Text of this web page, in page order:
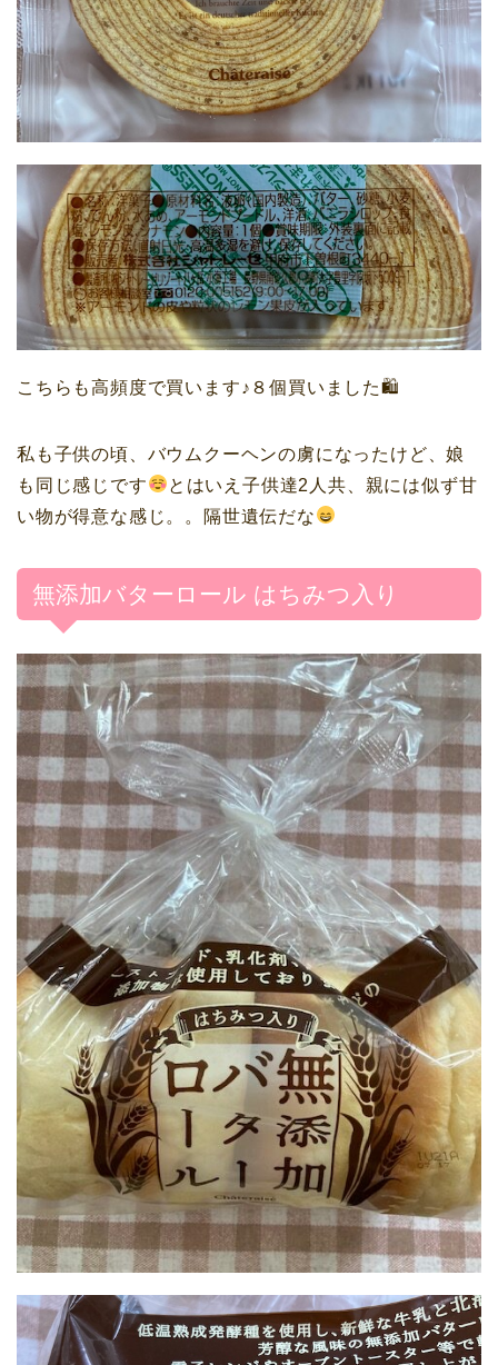
こちらも高頻度で買います♪８個買いました🛍
私も子供の頃、バウムクーヘンの虜になったけど、娘
も同じ感じです
とはいえ子供達2人共、親には似ず甘
い物が得意な感じ。。隔世遺伝だな
無添加バターロール はちみつ入り